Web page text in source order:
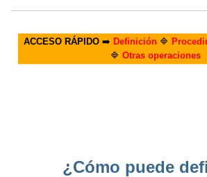
ACCESO RÁPIDO➡️ Definición🔷
🔷 Otras operaciones
¿Cómo puede